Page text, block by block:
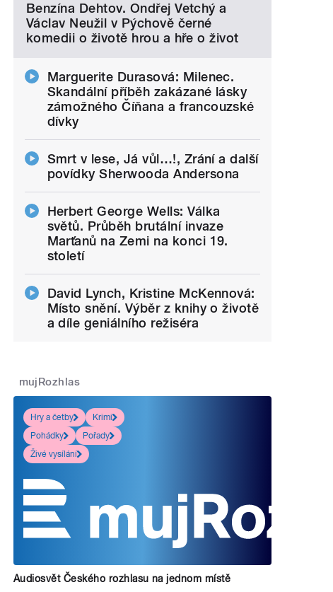
Benzína Dehtov. Ondřej Vetchý a
Václav Neužil v Pýchově černé
komedii o životě hrou a hře o život
Marguerite Durasová: Milenec.
Skandální příběh zakázané lásky
zámožného Číňana a francouzské
dívky
Smrt v lese, Já vůl…!, Zrání a další
povídky Sherwooda Andersona
Herbert George Wells: Válka
světů. Průběh brutální invaze
Marťanů na Zemi na konci 19.
století
David Lynch, Kristine McKennová:
Místo snění. Výběr z knihy o životě
a díle geniálního režiséra
mujRozhlas
Hry a četby
Krimi
Pohádky
Pořady
Živé vysílání
Audiosvět Českého rozhlasu na jednom místě